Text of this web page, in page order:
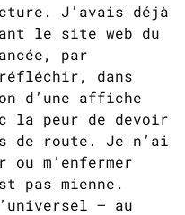
J’avais déjà
le site web du
par
dans
d’une affiche
la peur de devoir
de route. Je n’ai
m’enfermer
pas mienne.
– au